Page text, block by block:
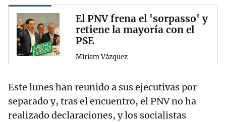
El PNV frena el 'sorpasso' y
retiene la mayoría con el
PSE
Míriam Vázquez
Este lunes han reunido a sus ejecutivas por
separado y, tras el encuentro, el PNV no ha
realizado declaraciones, y los socialistas